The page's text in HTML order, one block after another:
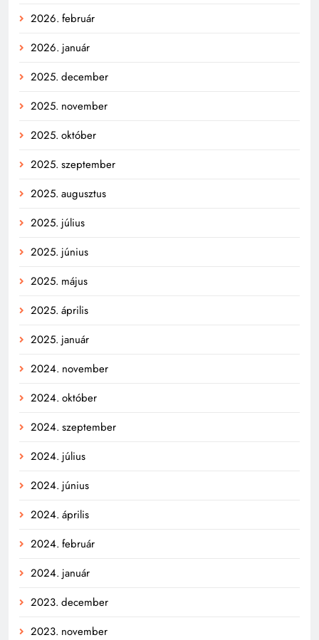
2026. február
2026. január
2025. december
2025. november
2025. október
2025. szeptember
2025. augusztus
2025. július
2025. június
2025. május
2025. április
2025. január
2024. november
2024. október
2024. szeptember
2024. július
2024. június
2024. április
2024. február
2024. január
2023. december
2023. november